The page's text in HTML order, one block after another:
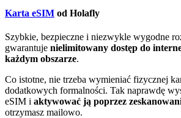
Karta eSIM od Holafly
Szybkie, bezpieczne i niezwykle wygodne
gwarantuje nielimitowany dostęp do
każdym obszarze.
Co istotne, nie trzeba wymieniać fizycznej
dodatkowych formalności. Tak naprawdę
eSIM i aktywować ją poprzez
otrzymasz mailowo.